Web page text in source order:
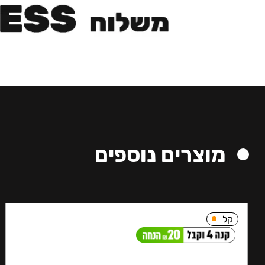
מוצרים נוספים
קל